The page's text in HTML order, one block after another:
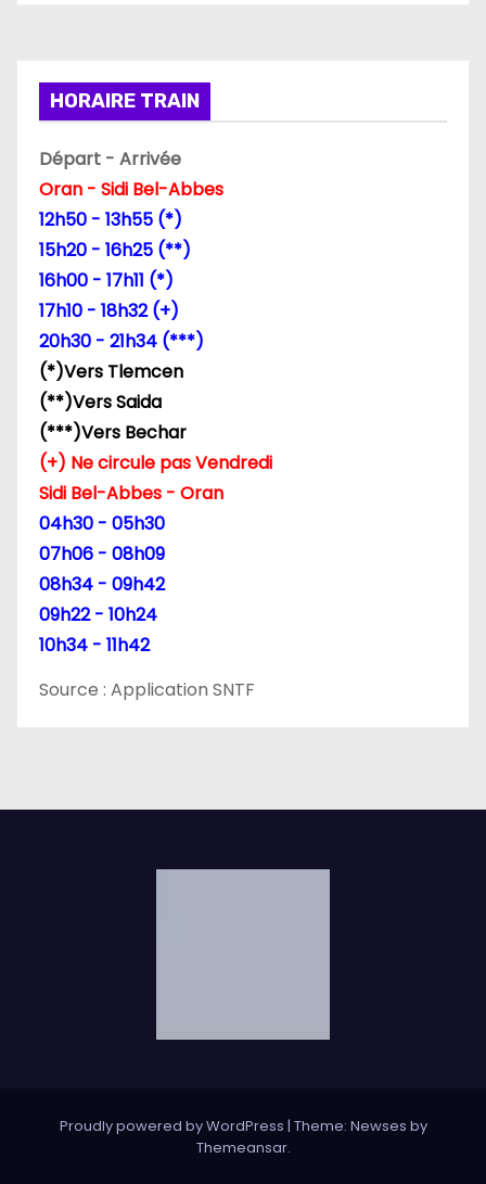
HORAIRE TRAIN
Départ - Arrivée
Oran - Sidi Bel-Abbes
12h50 - 13h55 (*)
15h20 - 16h25 (**)
16h00 - 17h11 (*)
17h10 - 18h32 (+)
20h30 - 21h34 (***)
(*)Vers Tlemcen
(**)Vers Saida
(***)Vers Bechar
(+) Ne circule pas Vendredi
Sidi Bel-Abbes - Oran
04h30 - 05h30
07h06 - 08h09
08h34 - 09h42
09h22 - 10h24
10h34 - 11h42
Source : Application SNTF
Proudly powered by WordPress | Theme: Newses by
Themeansar.